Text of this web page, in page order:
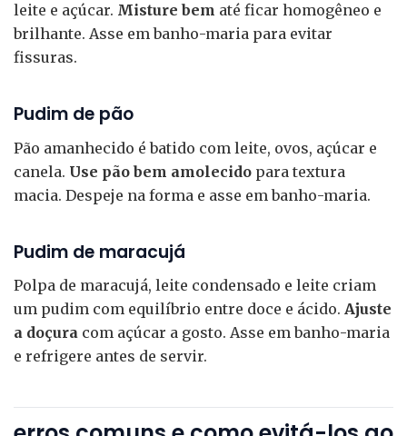
leite e açúcar. Misture bem até ficar homogêneo e
brilhante. Asse em banho-maria para evitar
fissuras.
Pudim de pão
Pão amanhecido é batido com leite, ovos, açúcar e
canela. Use pão bem amolecido para textura
macia. Despeje na forma e asse em banho-maria.
Pudim de maracujá
Polpa de maracujá, leite condensado e leite criam
um pudim com equilíbrio entre doce e ácido. Ajuste
a doçura com açúcar a gosto. Asse em banho-maria
e refrigere antes de servir.